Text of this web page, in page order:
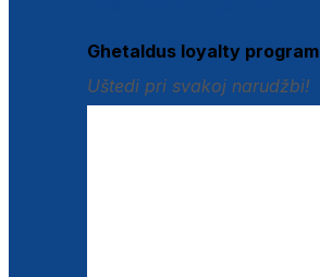
Ghetaldus loyalty program
Uštedi pri svakoj narudžbi!